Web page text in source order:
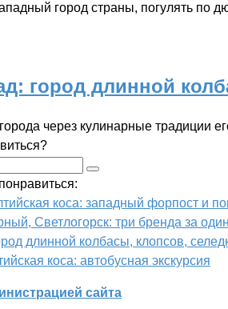
город страны, погулять
город длинной
через кулинарные традиции
коса: западный форпост и
Светлогорск: три бренда за
длинной колбасы, клопсов,
коса: автобусная экскурсия
сайта